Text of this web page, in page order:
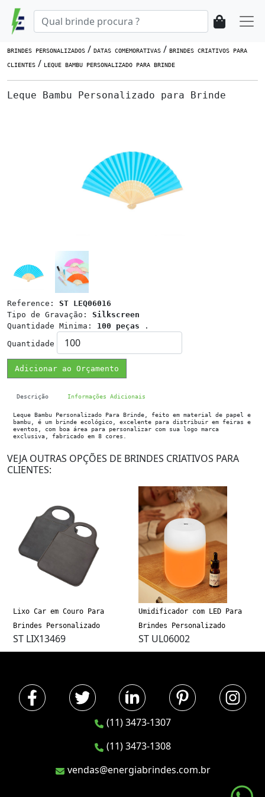
BRINDES PERSONALIZADOS / DATAS COMEMORATIVAS / BRINDES CRIATIVOS PARA
CLIENTES / LEQUE BAMBU PERSONALIZADO PARA BRINDE
Leque Bambu Personalizado para Brinde
Reference: ST LEQ06016
Tipo de Gravação: Silkscreen
Quantidade Minima: 100 peças .
Quantidade
Adicionar ao Orçamento
Descrição Informações Adicionais
Leque Bambu Personalizado Para Brinde, feito em material de papel e
bambu, é um brinde ecológico, excelente para distribuir em feiras e
eventos, com boa área para personalizar com sua logo marca
exclusiva, fabricado em 8 cores.
VEJA OUTRAS OPÇÕES DE BRINDES CRIATIVOS PARA
CLIENTES:
Lixo Car em Couro Para
Brindes Personalizado
ST LIX13469
Umidificador com LED Para
Brindes Personalizado
ST UL06002
(11) 3473-1307
(11) 3473-1308
vendas@energiabrindes.com.br